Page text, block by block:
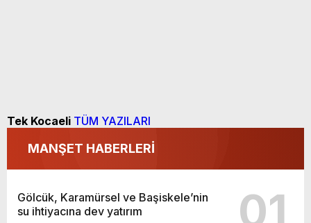
Tek Kocaeli TÜM YAZILARI
MANŞET HABERLERİ
Gölcük, Karamürsel ve Başiskele’nin
su ihtiyacına dev yatırım
01